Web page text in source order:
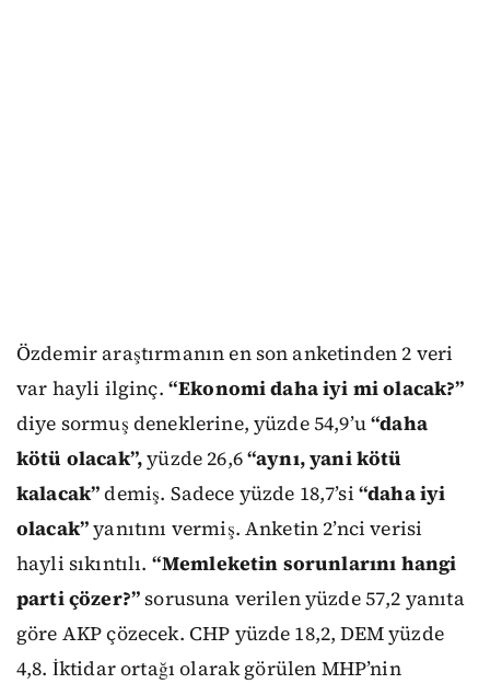
Özdemir araştırmanın en son anketinden 2 veri
var hayli ilginç. “Ekonomi daha iyi mi olacak?”
diye sormuş deneklerine, yüzde 54,9’u“daha
kötü olacak”,yüzde 26,6“aynı, yani kötü
kalacak”demiş. Sadece yüzde 18,7’si “daha iyi
olacak”yanıtını vermiş. Anketin 2’nci verisi
hayli sıkıntılı. “Memleketin sorunlarını hangi
parti çözer?”sorusuna verilen yüzde 57,2 yanıta
göre AKP çözecek. CHP yüzde 18,2, DEM yüzde
4,8. İktidar ortağı olarak görülen MHP’nin